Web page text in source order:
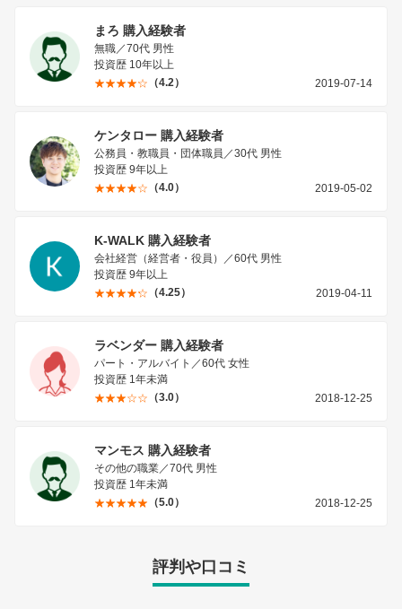
まろ 購入経験者
無職／70代 男性
投資歴 10年以上
（4.2）
2019-07-14
ケンタロー 購入経験者
公務員・教職員・団体職員／30代 男性
投資歴 9年以上
（4.0）
2019-05-02
K-WALK 購入経験者
会社経営（経営者・役員）／60代 男性
投資歴 9年以上
（4.25）
2019-04-11
ラベンダー 購入経験者
パート・アルバイト／60代 女性
投資歴 1年未満
（3.0）
2018-12-25
マンモス 購入経験者
その他の職業／70代 男性
投資歴 1年未満
（5.0）
2018-12-25
評判や口コミ